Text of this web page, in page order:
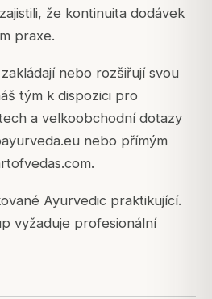
že kontinuita dodávek
praxe.
nebo rozšiřují svou
tým k dispozici pro
a velkoobchodní dotazy
nebo přímým
Ayurvedic praktikující.
vyžaduje profesionální